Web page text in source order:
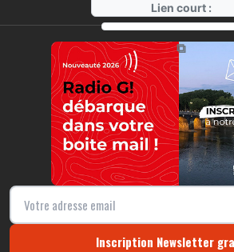
Lien court :
⧉
Inscription Newsletter